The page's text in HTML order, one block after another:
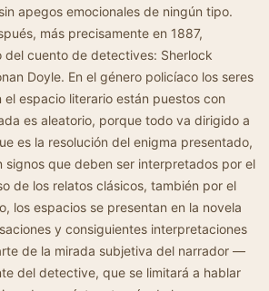
apegos emocionales de ningún tipo.
más precisamente en 1887,
del cuento de detectives: Sherlock
Doyle. En el género policíaco los seres
espacio literario están puestos con
es aleatorio, porque todo va dirigido a
es la resolución del enigma presentado,
signos que deben ser interpretados por el
de los relatos clásicos, también por el
los espacios se presentan en la novela
y consiguientes interpretaciones
de la mirada subjetiva del narrador —
del detective, que se limitará a hablar